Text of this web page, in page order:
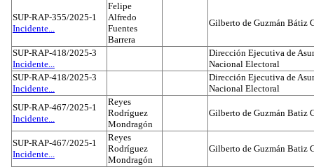
SUP-RAP-355/2025-1
Incidente...
Felipe
Alfredo
Fuentes
Barrera
Gilberto de Guzmán Bátiz
SUP-RAP-418/2025-3
Incidente...
Dirección Ejecutiva de
Nacional Electoral
SUP-RAP-418/2025-3
Incidente...
Dirección Ejecutiva de
Nacional Electoral
SUP-RAP-467/2025-1
Incidente...
Reyes
Rodríguez
Mondragón
Gilberto de Guzmán Batiz
SUP-RAP-467/2025-1
Incidente...
Reyes
Rodríguez
Mondragón
Gilberto de Guzmán Batiz